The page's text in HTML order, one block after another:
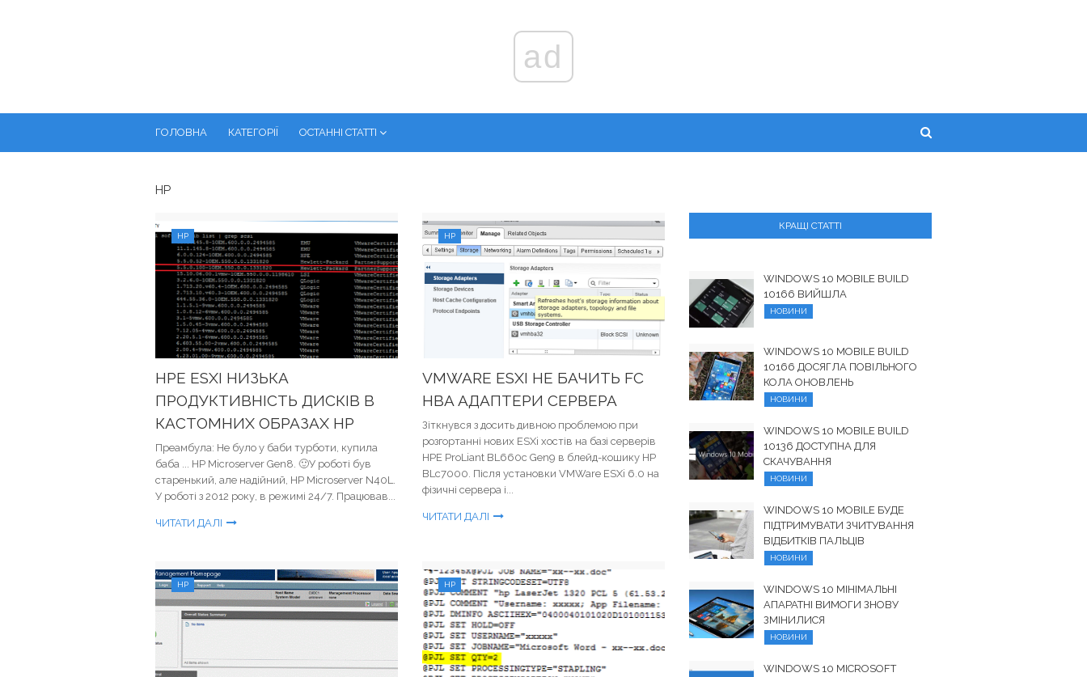
ad
ГОЛОВНА КАТЕГОРІЇ ОСТАННІ СТАТТІ
HP
HP
HPE ESXI НИЗЬКА
ПРОДУКТИВНІСТЬ ДИСКІВ В
КАСТОМНИХ ОБРАЗАХ HP
Преамбула: Не було у баби турботи, купила
баба ... HP Microserver Gen8. 🙂У роботі був
старенький, але надійний, HP Microserver N40L.
У роботі з 2012 року, в режимі 24/7. Працював...
ЧИТАТИ ДАЛІ
HP
VMWARE ESXI НЕ БАЧИТЬ FC
HBA АДАПТЕРИ СЕРВЕРА
Зіткнувся з досить дивною проблемою при
розгортанні нових ESXi хостів на базі серверів
HPE ProLiant BL660c Gen9 в блейд-кошику HP
BLc7000. Після установки VMWare ESXi 6.0 на
фізичні сервера і...
ЧИТАТИ ДАЛІ
HP HP
КРАЩІ СТАТТІ
WINDOWS 10 MOBILE BUILD
10166 ВИЙШЛА
НОВИНИ
WINDOWS 10 MOBILE BUILD
10166 ДОСЯГЛА ПОВІЛЬНОГО
КОЛА ОНОВЛЕНЬ
НОВИНИ
WINDOWS 10 MOBILE BUILD
10136 ДОСТУПНА ДЛЯ
СКАЧУВАННЯ
НОВИНИ
WINDOWS 10 MOBILE БУДЕ
ПІДТРИМУВАТИ ЗЧИТУВАННЯ
ВІДБИТКІВ ПАЛЬЦІВ
НОВИНИ
WINDOWS 10 МІНІМАЛЬНІ
АПАРАТНІ ВИМОГИ ЗНОВУ
ЗМІНИЛИСЯ
НОВИНИ
WINDOWS 10 MICROSOFT